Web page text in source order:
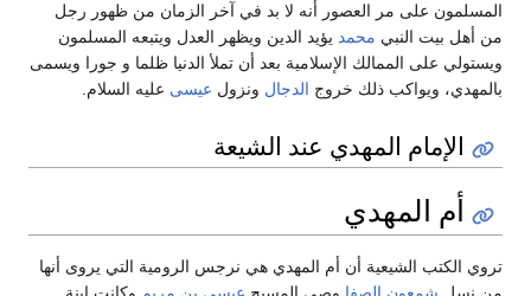
المسلمون على مر العصور أنه لا بد في آخر الزمان من ظهور رجل
من أهل بيت النبي محمد يؤيد الدين ويظهر العدل ويتبعه المسلمون
ويستولي على الممالك الإسلامية بعد أن تملأ الدنيا ظلما و جورا ويسمى
بالمهدي، ويواكب ذلك خروج الدجال ونزول عيسى عليه السلام.
الإمام المهدي عند الشيعة
أم المهدي
تروي الكتب الشيعية أن أم المهدي هي نرجس الرومية التي يروى أنها